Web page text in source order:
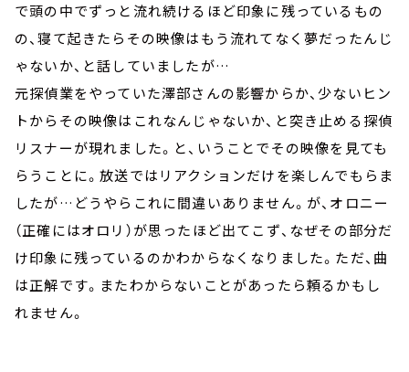
で頭の中でずっと流れ続けるほど印象に残っているもの
の、寝て起きたらその映像はもう流れてなく夢だったんじ
ゃないか、と話していましたが…
元探偵業をやっていた澤部さんの影響からか、少ないヒン
トからその映像はこれなんじゃないか、と突き止める探偵
リスナーが現れました。と、いうことでその映像を見ても
らうことに。放送ではリアクションだけを楽しんでもらま
したが…どうやらこれに間違いありません。が、オロニー
（正確にはオロリ）が思ったほど出てこず、なぜその部分だ
け印象に残っているのかわからなくなりました。ただ、曲
は正解です。またわからないことがあったら頼るかもし
れません。